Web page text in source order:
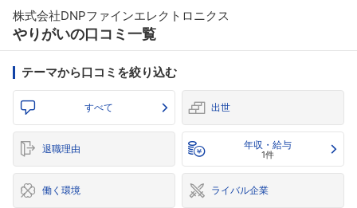
株式会社DNPファインエレクトロニクス
やりがいの口コミ一覧
テーマから口コミを絞り込む
すべて 出世
退職理由 年収・給与
1件
働く環境 ライバル企業